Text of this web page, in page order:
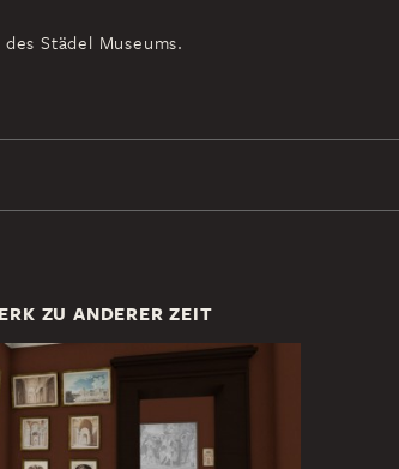
Städel Museums.
ZU ANDERER ZEIT